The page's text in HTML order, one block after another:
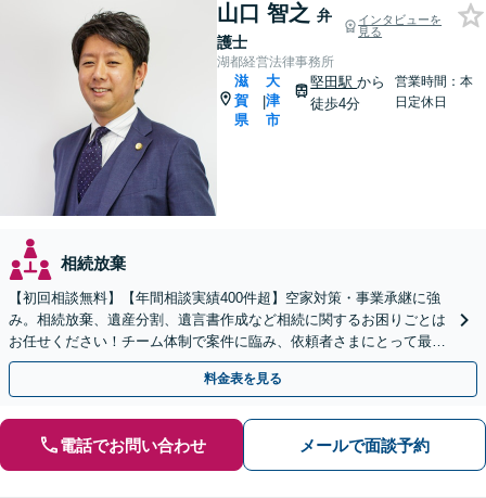
山口 智之 弁
護士
インタビューを
見る
湖都経営法律事務所
滋
賀
県
|
大
津
市
堅田駅から
徒歩4分
営業時間：本
日定休日
相続放棄
【初回相談無料】【年間相談実績400件超】空家対策・事業承継に強
み。相続放棄、遺産分割、遺言書作成など相続に関するお困りごとは
お任せください！チーム体制で案件に臨み、依頼者さまにとって最善
の解決を目指します【堅田駅4分】【無料駐車場あり】
料金表を見る
電話でお問い合わせ メールで面談予約